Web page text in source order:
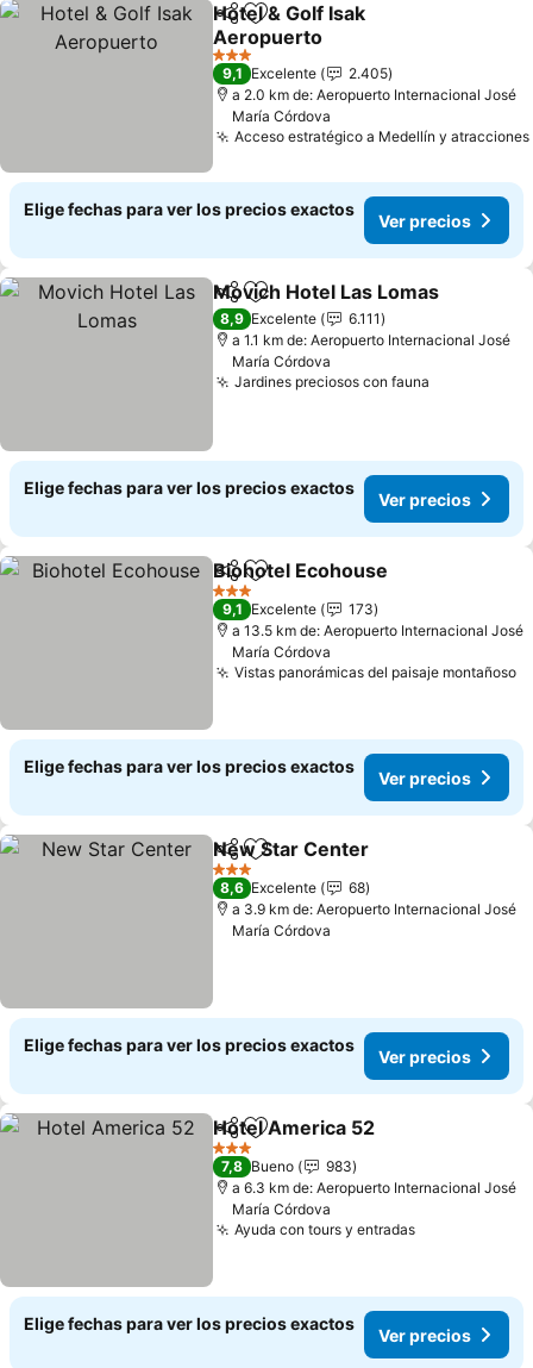
CompartirAgregar a favoritos
Hotel & Golf Isak
Aeropuerto
Ver precios
3 Estrellas
9,1 Excelente
2.405
a 2.0 km de: Aeropuerto Internacional José
María Córdova
Acceso estratégico a Medellín y atracciones
Elige fechas para ver los precios exactos
Ver precios
CompartirAgregar a favoritos
Movich Hotel Las Lomas
8,9 Excelente
6.111
a 1.1 km de: Aeropuerto Internacional José
María Córdova
Jardines preciosos con fauna
Elige fechas para ver los precios exactos
Ver precios
CompartirAgregar a favoritos
Biohotel Ecohouse
3 Estrellas
9,1 Excelente
173
a 13.5 km de: Aeropuerto Internacional José
María Córdova
Vistas panorámicas del paisaje montañoso
Elige fechas para ver los precios exactos
Ver precios
CompartirAgregar a favoritos
New Star Center
3 Estrellas
8,6 Excelente
68
a 3.9 km de: Aeropuerto Internacional José
María Córdova
Elige fechas para ver los precios exactos
Ver precios
CompartirAgregar a favoritos
Hotel America 52
3 Estrellas
7,8 Bueno
983
a 6.3 km de: Aeropuerto Internacional José
María Córdova
Ayuda con tours y entradasVer precios
Elige fechas para ver los precios exactos
Ver precios